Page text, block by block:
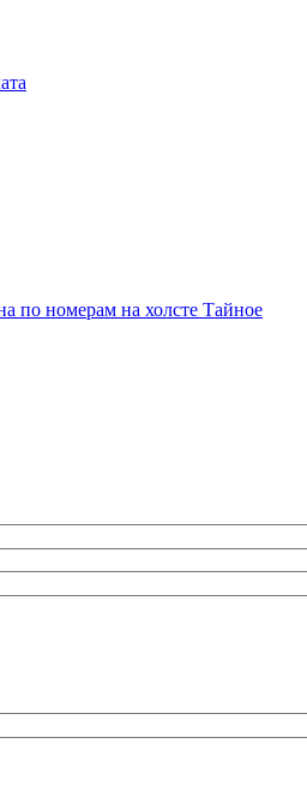
по номерам на холсте Тайное